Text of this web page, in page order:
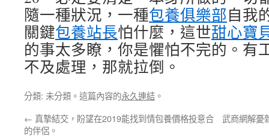
隨一種狀況，一種包養俱樂部自我
關鍵包養站長怕什麼，這世甜心寶
的事太多瞭，你是懼怕不完的。有
不及處理，那就拉倒。
分類: 未分類。這篇內容的永久連結 。
← 真摯結交，盼望在2019能找到情包養價格投意合
的伴侶。
武商網解憂